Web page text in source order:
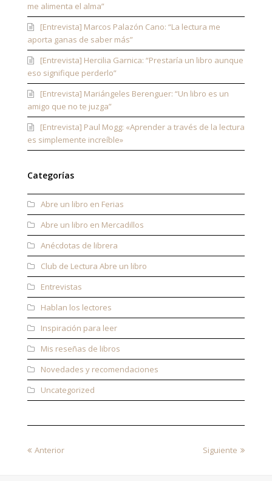
me alimenta el alma”
[Entrevista] Marcos Palazón Cano: “La lectura me
aporta ganas de saber más”
[Entrevista] Hercilia Garnica: “Prestaría un libro aunque
eso signifique perderlo”
[Entrevista] Mariángeles Berenguer: “Un libro es un
amigo que no te juzga”
[Entrevista] Paul Mogg: «Aprender a través de la lectura
es simplemente increíble»
Categorías
Abre un libro en Ferias
Abre un libro en Mercadillos
Anécdotas de librera
Club de Lectura Abre un libro
Entrevistas
Hablan los lectores
Inspiración para leer
Mis reseñas de libros
Novedades y recomendaciones
Uncategorized
previous
Anterior
next
Siguiente